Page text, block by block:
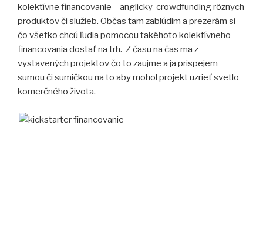
kolektívne financovanie – anglicky crowdfunding rôznych
produktov či služieb. Občas tam zablúdim a prezerám si
čo všetko chcú ľudia pomocou takéhoto kolektívneho
financovania dostať na trh. Z času na čas ma z
vystavených projektov čo to zaujme a ja prispejem
sumou či sumičkou na to aby mohol projekt uzrieť svetlo
komerčného života.